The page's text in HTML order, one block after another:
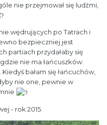
nie przejmował się ludźmi,
wędrujących po Tatrach i
bezpieczniej jest
partiach przydałaby się
nie ma łańcuszków.
bałam się łańcuchów,
nie one, pewnie w
- rok 2015.